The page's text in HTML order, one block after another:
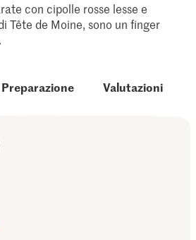
con cipolle rosse lesse e
Tête de Moine, sono un finger
Preparazione Valutazioni